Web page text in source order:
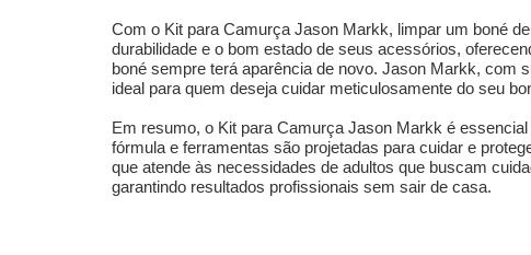
Com o Kit para Camurça Jason Markk, limpar um boné
durabilidade e o bom estado de seus acessórios,
boné sempre terá aparência de novo. Jason Markk, com
ideal para quem deseja cuidar meticulosamente do seu
Em resumo, o Kit para Camurça Jason Markk é
fórmula e ferramentas são projetadas para cuidar e
que atende às necessidades de adultos que buscam
garantindo resultados profissionais sem sair de casa.